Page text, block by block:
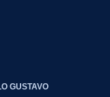
GUSTAVO